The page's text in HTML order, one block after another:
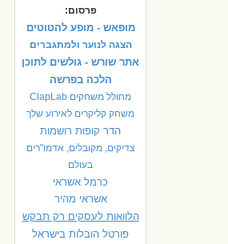
פרסום:
מופאש - מופע להטוטים
הצגה לנוער ולמתגברים
אתר שורש - גולשים לתוכן
הלכה בפרשה
מחולל משחקים ClapLab
משחק קליקרים לאירוע שלך
הדר קופות רושמות
צדיקים, מקובלים, אדמו"רים
בעולם
כרמל אשראי
אשראי מהיר
הלוואות לעסקים רק תבקש
פורטל הובלות בישראל